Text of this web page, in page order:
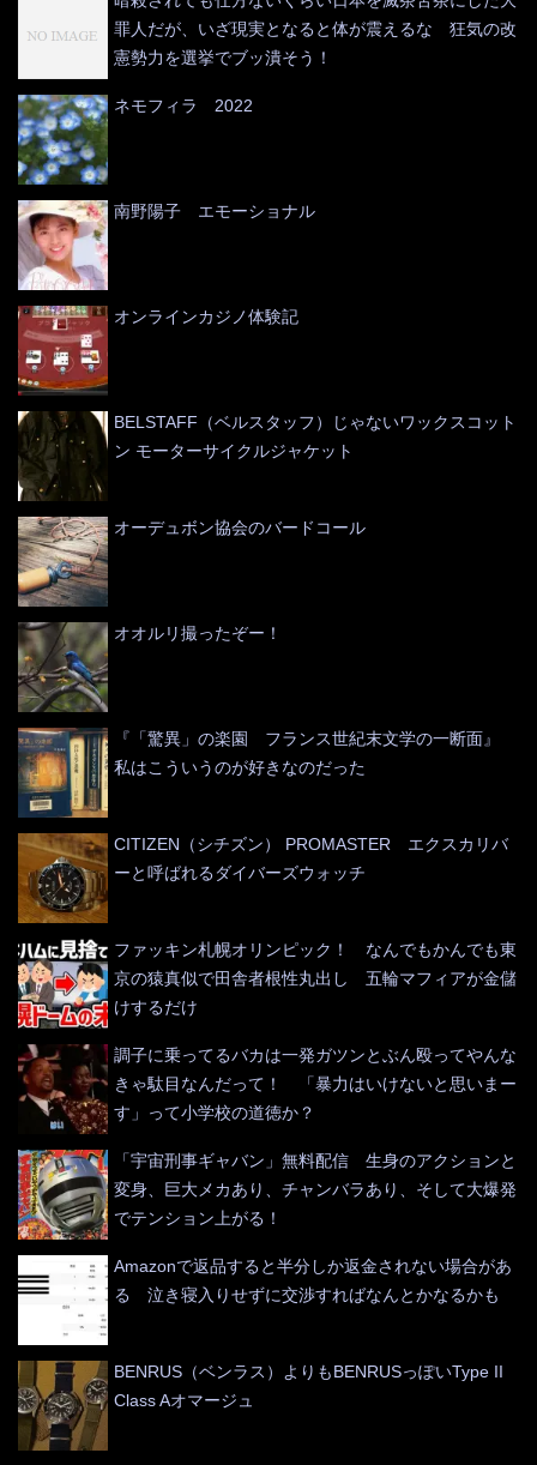
罪人だが、いざ現実となると体が震えるな 狂気の改
憲勢力を選挙でブッ潰そう！
ネモフィラ 2022
南野陽子 エモーショナル
オンラインカジノ体験記
BELSTAFF（ベルスタッフ）じゃないワックスコット
ン モーターサイクルジャケット
オーデュボン協会のバードコール
オオルリ撮ったぞー！
『「驚異」の楽園 フランス世紀末文学の一断面』
私はこういうのが好きなのだった
CITIZEN（シチズン） PROMASTER エクスカリバ
ーと呼ばれるダイバーズウォッチ
ファッキン札幌オリンピック！ なんでもかんでも東
京の猿真似で田舎者根性丸出し 五輪マフィアが金儲
けするだけ
調子に乗ってるバカは一発ガツンとぶん殴ってやんな
きゃ駄目なんだって！ 「暴力はいけないと思いまー
す」って小学校の道徳か？
「宇宙刑事ギャバン」無料配信 生身のアクションと
変身、巨大メカあり、チャンバラあり、そして大爆発
でテンション上がる！
Amazonで返品すると半分しか返金されない場合があ
る 泣き寝入りせずに交渉すればなんとかなるかも
BENRUS（ベンラス）よりもBENRUSっぽいType II
Class Aオマージュ